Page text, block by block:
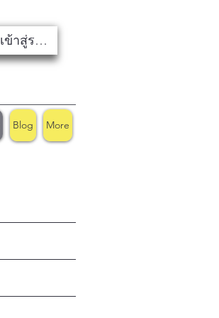
เข้าสู่ระบบ
Blog More